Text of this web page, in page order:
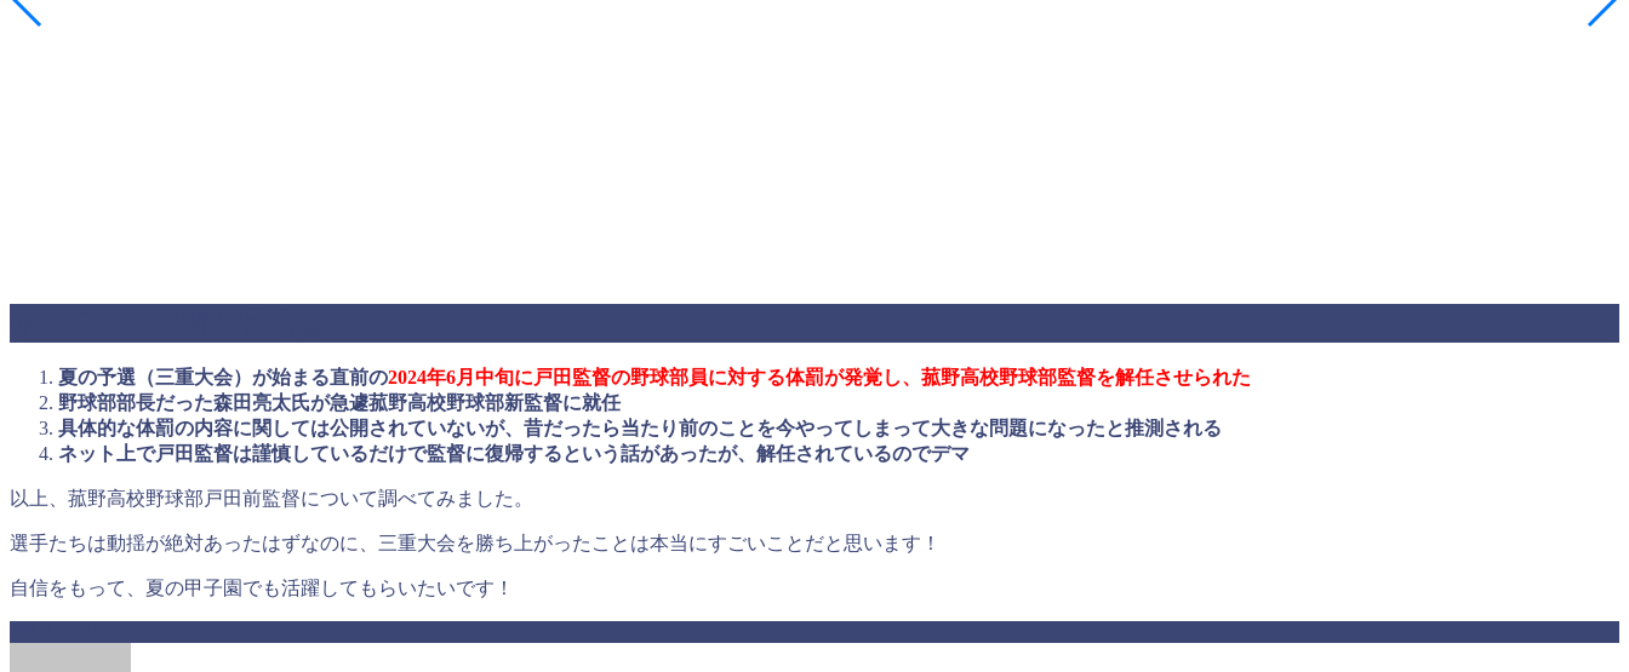
夏の予選（三重大会）が始まる直前の2024年6月中旬に戸田監督の野球部員に対する体罰が発覚し、菰野高校野球部監督を解任させられた
野球部部長だった森田亮太氏が急遽菰野高校野球部新監督に就任
具体的な体罰の内容に関しては公開されていないが、昔だったら当たり前のことを今やってしまって大きな問題になったと推測される
ネット上で戸田監督は謹慎しているだけで監督に復帰するという話があったが、解任されているのでデマ
以上、菰野高校野球部戸田前監督について調べてみました。
選手たちは動揺が絶対あったはずなのに、三重大会を勝ち上がったことは本当にすごいことだと思います！
自信をもって、夏の甲子園でも活躍してもらいたいです！